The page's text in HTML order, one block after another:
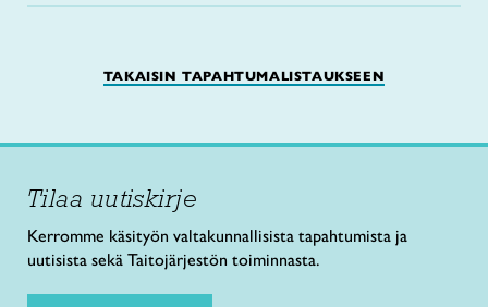
TAKAISIN TAPAHTUMALISTAUKSEEN
Tilaa uutiskirje
Kerromme käsityön valtakunnallisista tapahtumista ja
uutisista sekä Taitojärjestön toiminnasta.